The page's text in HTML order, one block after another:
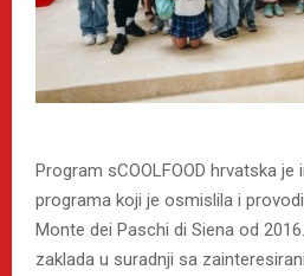
Program sCOOLFOOD hrvatska
programa koji je osmislila i
Monte dei Paschi di Siena od
zaklada u suradnji sa